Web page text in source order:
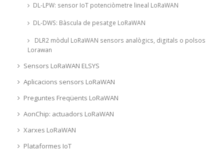
DL-LPW: sensor IoT potenciòmetre lineal LoRaWAN
DL-DWS: Bàscula de pesatge LoRaWAN
DLR2 mòdul LoRaWAN sensors analògics, digitals o polsos
Lorawan
Sensors LoRaWAN ELSYS
Aplicacions sensors LoRaWAN
Preguntes Freqüents LoRaWAN
AonChip: actuadors LoRaWAN
Xarxes LoRaWAN
Plataformes IoT